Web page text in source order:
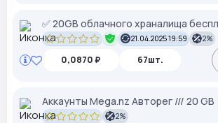
✅ 20GB облачного храналища
21.04.2025 19:59 2%
0,0870 ₽ 67шт.
Аккаунты Mega.nz Авторег /// 20 GB
2%